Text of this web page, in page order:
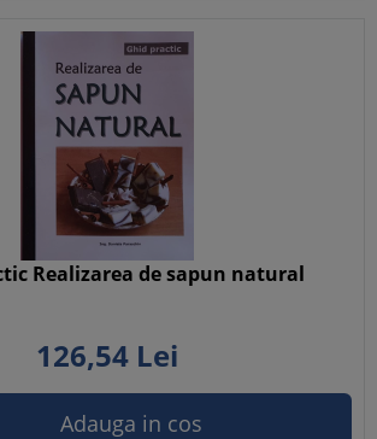
Realizarea de sapun natural
126,54 Lei
Adauga in cos